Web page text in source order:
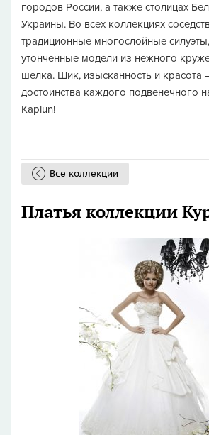
городов России, а также столицах
Украины. Во всех коллекциях
традиционные многослойные
утонченные модели из нежного
шелка. Шик, изысканность и красота
достоинства каждого подвенечного
Kaplun!
Все коллекции
Платья коллекции